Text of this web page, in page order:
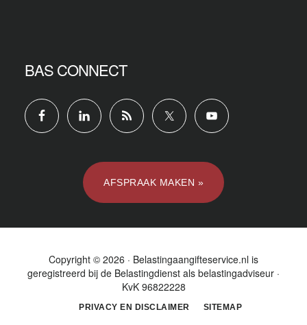
BAS CONNECT
AFSPRAAK MAKEN »
Copyright © 2026 · Belastingaangifteservice.nl is
geregistreerd bij de Belastingdienst als belastingadviseur ·
KvK 96822228
PRIVACY EN DISCLAIMER SITEMAP